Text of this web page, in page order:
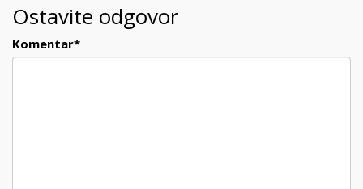
Ostavite odgovor
Komentar*